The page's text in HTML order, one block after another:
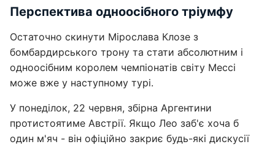
Перспектива одноосібного тріумфу
Остаточно скинути Мірослава Клозе з
бомбардирського трону та стати абсолютним і
одноосібним королем чемпіонатів світу Мессі
може вже у наступному турі.
У понеділок, 22 червня, збірна Аргентини
протистоятиме Австрії. Якщо Лео заб'є хоча б
один м'яч - він офіційно закриє будь-які дискусії